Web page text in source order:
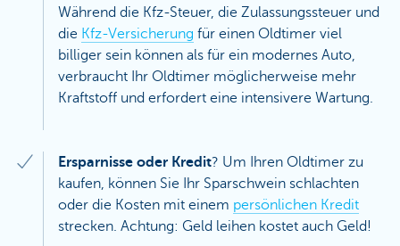
Während die Kfz-Steuer, die Zulassungssteuer und
die Kfz-Versicherung für einen Oldtimer viel
billiger sein können als für ein modernes Auto,
verbraucht Ihr Oldtimer möglicherweise mehr
Kraftstoff und erfordert eine intensivere Wartung.
Ersparnisse oder Kredit? Um Ihren Oldtimer zu
kaufen, können Sie Ihr Sparschwein schlachten
oder die Kosten mit einem persönlichen Kredit
strecken. Achtung: Geld leihen kostet auch Geld!